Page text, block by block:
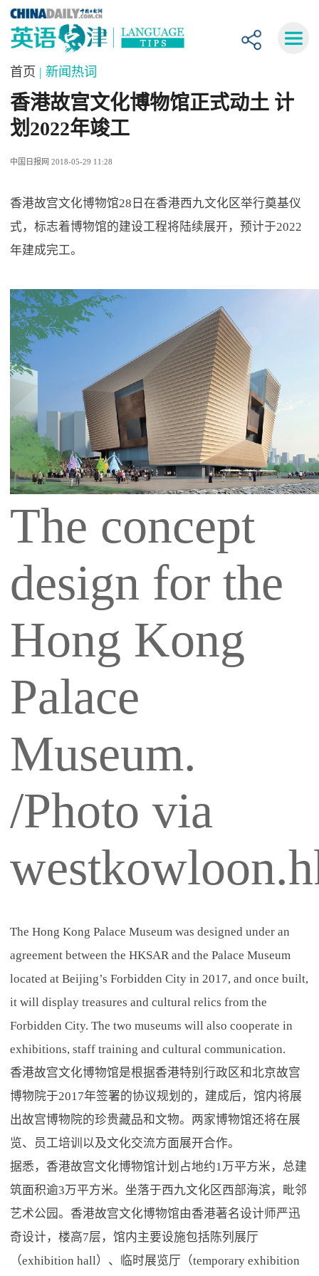
首页 | 新闻热词
香港故宫文化博物馆正式动土 计
划2022年竣工
中国日报网 2018-05-29 11:28
香港故宫文化博物馆28日在香港西九文化区举行奠基仪
式，标志着博物馆的建设工程将陆续展开，预计于2022
年建成完工。
The concept
design for the
Hong Kong
Palace
Museum.
/Photo via
The Hong Kong Palace Museum was designed under an
agreement between the HKSAR and the Palace Museum
located at Beijing’s Forbidden City in 2017, and once built,
it will display treasures and cultural relics from the
Forbidden City. The two museums will also cooperate in
exhibitions, staff training and cultural communication.
香港故宫文化博物馆是根据香港特别行政区和北京故宫
博物院于2017年签署的协议规划的，建成后，馆内将展
出故宫博物院的珍贵藏品和文物。两家博物馆还将在展
览、员工培训以及文化交流方面展开合作。
据悉，香港故宫文化博物馆计划占地约1万平方米，总建
筑面积逾3万平方米。坐落于西九文化区西部海滨，毗邻
艺术公园。香港故宫文化博物馆由香港著名设计师严迅
奇设计，楼高7层，馆内主要设施包括陈列展厅
（exhibition hall）、临时展览厅（temporary exhibition